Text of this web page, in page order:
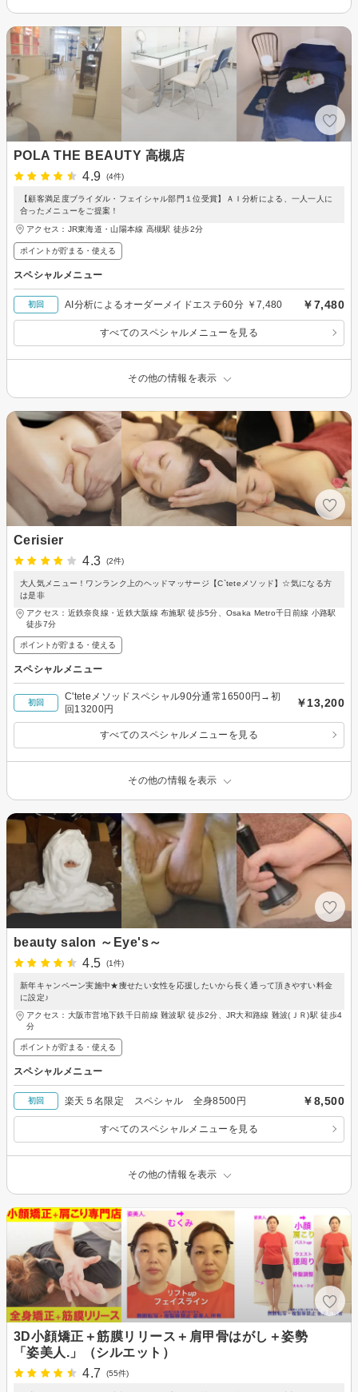
POLA THE BEAUTY 高槻店
4.9
(4件)
【顧客満足度ブライダル・フェイシャル部門１位受賞】ＡＩ分析による、一人一人に
合ったメニューをご提案！
アクセス：JR東海道・山陽本線 高槻駅 徒歩2分
ポイントが貯まる・使える
スペシャルメニュー
初回 AI分析によるオーダーメイドエステ60分 ￥7,480 ￥7,480
すべてのスペシャルメニューを見る
その他の情報を表示
Cerisier
4.3
(2件)
大人気メニュー！ワンランク上のヘッドマッサージ【C`teteメソッド】☆気になる方
は是非
アクセス：近鉄奈良線・近鉄大阪線 布施駅 徒歩5分、Osaka Metro千日前線 小路駅
徒歩7分
ポイントが貯まる・使える
スペシャルメニュー
初回
C'teteメソッドスペシャル90分通常16500円→初
回13200円
￥13,200
すべてのスペシャルメニューを見る
その他の情報を表示
beauty salon ～Eye's～
4.5
(1件)
新年キャンペーン実施中★痩せたい女性を応援したいから長く通って頂きやすい料金
に設定♪
アクセス：大阪市営地下鉄千日前線 難波駅 徒歩2分、JR大和路線 難波(ＪＲ)駅 徒歩4
分
ポイントが貯まる・使える
スペシャルメニュー
初回 楽天５名限定 スペシャル 全身8500円 ￥8,500
すべてのスペシャルメニューを見る
その他の情報を表示
3D小顔矯正＋筋膜リリース＋肩甲骨はがし＋姿勢
「姿美人.」（シルエット）
4.7
(55件)